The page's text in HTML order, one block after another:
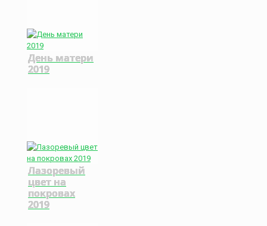
День матери
2019
Лазоревый
цвет на
покровах
2019